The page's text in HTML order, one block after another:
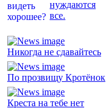
нуждаются
все.
Никогда не сдавайтесь
По прозвищу Кротёнок
Креста на тебе нет